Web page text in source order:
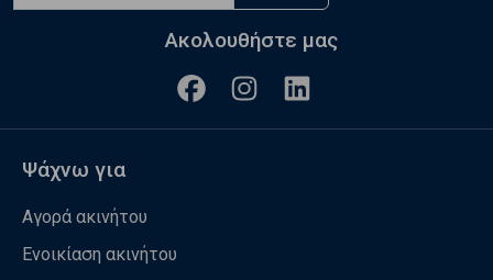
Ακολουθήστε μας
Ψάχνω για
Αγορά ακινήτου
Ενοικίαση ακινήτου